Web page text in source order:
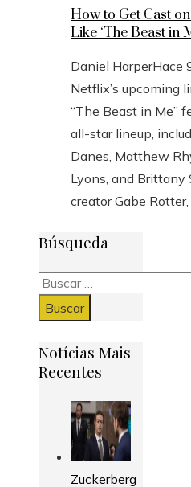
How to Get Cast
Like ‘The Beast in
Daniel HarperHace
Netflix’s upcoming
“The Beast in Me”
all-star lineup,
Danes, Matthew
Lyons, and Brittany
creator Gabe Rotter,
Búsqueda
Buscar:
Notícias Mais
Recentes
Zuckerberg